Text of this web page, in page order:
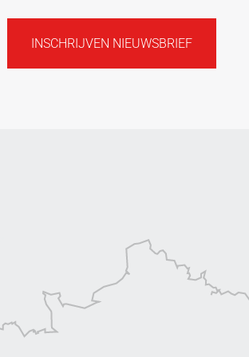
INSCHRIJVEN NIEUWSBRIEF